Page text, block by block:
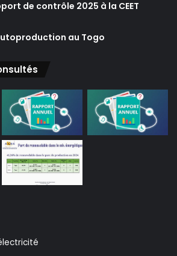
de contrôle 2025 à la CEET
au Togo